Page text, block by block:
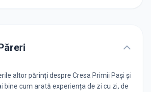
altor părinți despre Cresa Primii Pași și
bine cum arată experiența de zi cu zi, de